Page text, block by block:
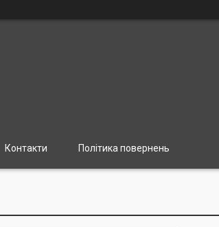
Контакти Політика повернень